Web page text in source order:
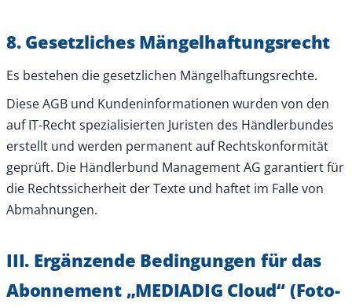
8. Gesetzliches Mängelhaftungsrecht
Es bestehen die gesetzlichen Mängelhaftungsrechte.
Diese AGB und Kundeninformationen wurden von den
auf IT-Recht spezialisierten Juristen des Händlerbundes
erstellt und werden permanent auf Rechtskonformität
geprüft. Die Händlerbund Management AG garantiert für
die Rechtssicherheit der Texte und haftet im Falle von
Abmahnungen.
III. Ergänzende Bedingungen für das
Abonnement „MEDIADIG Cloud“ (Foto-